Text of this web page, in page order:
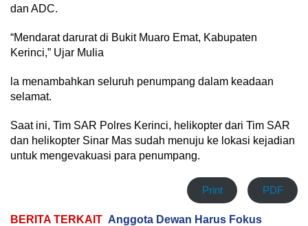
dan ADC.
“Mendarat darurat di Bukit Muaro Emat, Kabupaten
Kerinci,” Ujar Mulia
la menambahkan seluruh penumpang dalam keadaan
selamat.
Saat ini, Tim SAR Polres Kerinci, helikopter dari Tim SAR
dan helikopter Sinar Mas sudah menuju ke lokasi kejadian
untuk mengevakuasi para penumpang.
Print PDF
BERITA TERKAIT Anggota Dewan Harus Fokus